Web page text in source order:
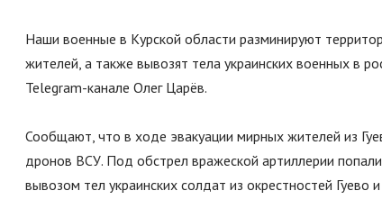
Наши военные в Курской области разминируют
жителей, а также вывозят тела украинских военных в
Telegram-канале Олег Царёв.
Сообщают, что в ходе эвакуации мирных жителей из
дронов ВСУ. Под обстрел вражеской артиллерии
вывозом тел украинских солдат из окрестностей Гуево